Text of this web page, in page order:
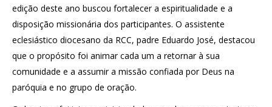
edição deste ano buscou fortalecer a espiritualidade e a
disposição missionária dos participantes. O assistente
eclesiástico diocesano da RCC, padre Eduardo José, destacou
que o propósito foi animar cada um a retornar à sua
comunidade e a assumir a missão confiada por Deus na
paróquia e no grupo de oração.